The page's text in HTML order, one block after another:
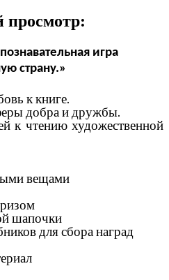
просмотр:
игра
страну.»
к книге.
добра и дружбы.
к чтению художественной
вещами
шапочки
для сбора наград